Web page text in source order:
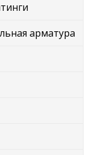
арматура